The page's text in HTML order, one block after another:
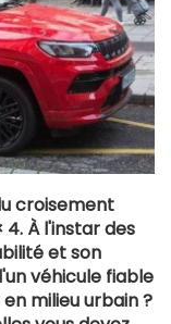
croisement
À l'instar des
et son
véhicule fiable
milieu urbain ?